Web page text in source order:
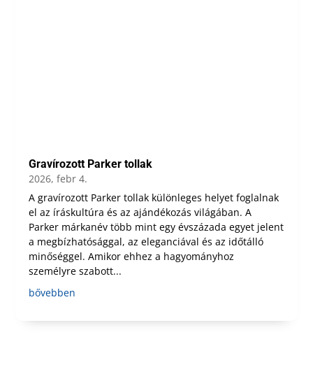
Gravírozott Parker tollak
2026, febr 4.
A gravírozott Parker tollak különleges helyet foglalnak
el az íráskultúra és az ajándékozás világában. A
Parker márkanév több mint egy évszázada egyet jelent
a megbízhatósággal, az eleganciával és az időtálló
minőséggel. Amikor ehhez a hagyományhoz
személyre szabott...
bővebben